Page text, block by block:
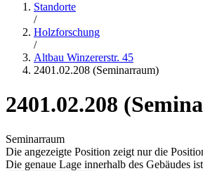
Standorte
/
Holzforschung
/
Altbau Winzererstr. 45
2401.02.208 (Seminarraum)
2401.02.208
Seminarraum
Die angezeigte Position zeigt nur die
Die genaue Lage innerhalb des Gebäudes